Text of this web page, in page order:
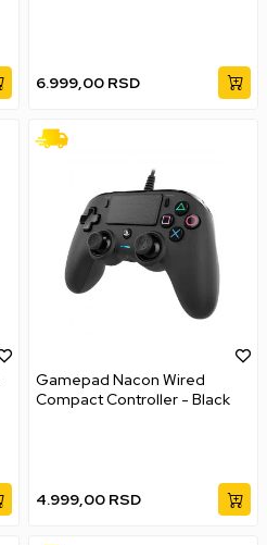
6.999,00 RSD
Gamepad Nacon Wired
Compact Controller - Black
4.999,00 RSD